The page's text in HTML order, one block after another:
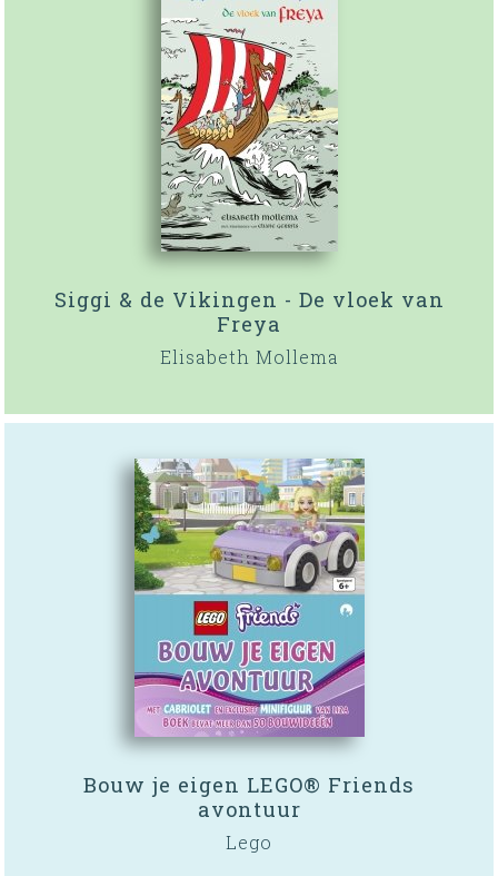
Siggi & de Vikingen - De vloek van
Freya
Elisabeth Mollema
Bouw je eigen LEGO® Friends
avontuur
Lego